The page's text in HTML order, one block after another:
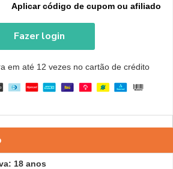
Aplicar código de cupom ou afiliado
Fazer login
em até 12 vezes no cartão de crédito
18 anos